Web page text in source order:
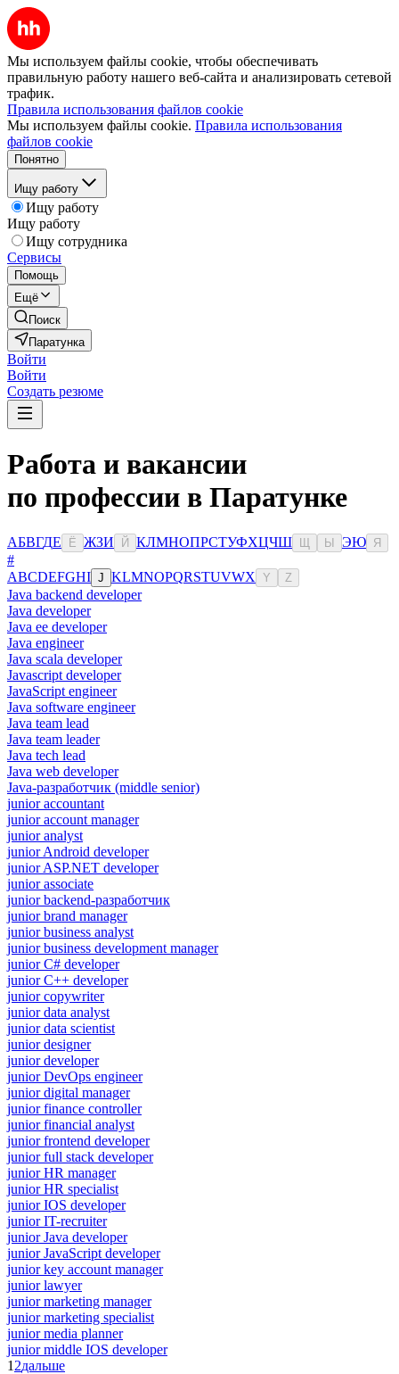
Мы используем файлы cookie, чтобы обеспечивать
правильную работу нашего веб-сайта и анализировать сетевой
трафик.
Правила использования файлов cookie
Мы используем файлы cookie. Правила использования
файлов cookie
Понятно
Ищу работу
Ищу работу
Ищу работу
Ищу сотрудника
Сервисы
Помощь
Ещё
Поиск
Паратунка
Войти
Войти
Создать резюме
Работа и вакансии
по профессии в Паратунке
АБВГДЕ Ё ЖЗИ Й КЛМНОПРСТУФХЦЧШ Ы ЭЮ Я
#
ABCDEFGHI J KLMNOPQRSTUVWX Y Z
Java backend developer
Java developer
Java ee developer
Java engineer
Java scala developer
Javascript developer
JavaScript engineer
Java software engineer
Java team lead
Java team leader
Java tech lead
Java web developer
Java-разработчик (middle senior)
junior accountant
junior account manager
junior analyst
junior Android developer
junior ASP.NET developer
junior associate
junior backend-разработчик
junior brand manager
junior business analyst
junior business development manager
junior C# developer
junior C++ developer
junior copywriter
junior data analyst
junior data scientist
junior designer
junior developer
junior DevOps engineer
junior digital manager
junior finance controller
junior financial analyst
junior frontend developer
junior full stack developer
junior HR manager
junior HR specialist
junior IOS developer
junior IT-recruiter
junior Java developer
junior JavaScript developer
junior key account manager
junior lawyer
junior marketing manager
junior marketing specialist
junior media planner
junior middle IOS developer
1 2дальше